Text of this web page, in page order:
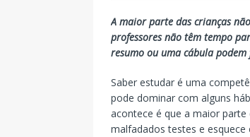
A maior parte das crianças
professores não têm tempo
resumo ou uma cábula
Saber estudar é uma
pode dominar com alguns
acontece é que a maior parte
malfadados testes e